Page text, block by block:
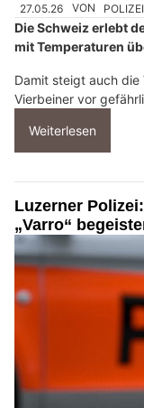
27.05.26 VON
Die Schweiz erlebt
mit Temperaturen
Damit steigt auch
Vierbeiner vor
Weiterlesen
Luzerner
„Varro“